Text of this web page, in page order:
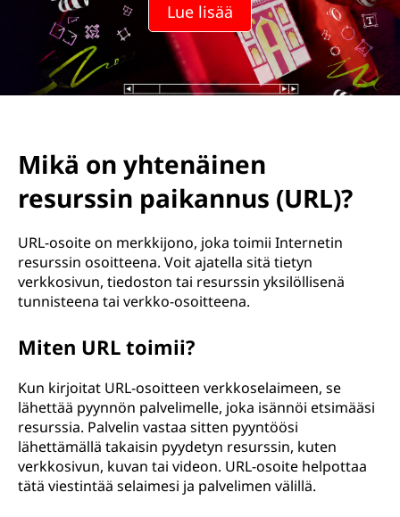
Lue lisää
Mikä on yhtenäinen
resurssin paikannus (URL)?
URL-osoite on merkkijono, joka toimii Internetin
resurssin osoitteena. Voit ajatella sitä tietyn
verkkosivun, tiedoston tai resurssin yksilöllisenä
tunnisteena tai verkko-osoitteena.
Miten URL toimii?
Kun kirjoitat URL-osoitteen verkkoselaimeen, se
lähettää pyynnön palvelimelle, joka isännöi etsimääsi
resurssia. Palvelin vastaa sitten pyyntöösi
lähettämällä takaisin pyydetyn resurssin, kuten
verkkosivun, kuvan tai videon. URL-osoite helpottaa
tätä viestintää selaimesi ja palvelimen välillä.